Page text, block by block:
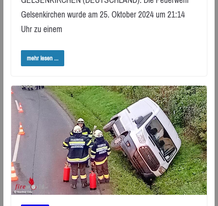
Gelsenkirchen wurde am 25. Oktober 2024 um 21:14
Uhr zu einem
mehr lesen ...